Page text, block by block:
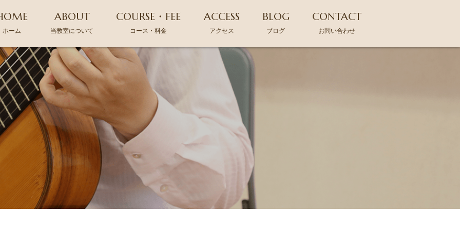
ホーム
ABOUT
当教室について
COURSE・FEE
コース・料金
ACCESS
アクセス
BLOG
ブログ
CONTACT
お問い合わせ